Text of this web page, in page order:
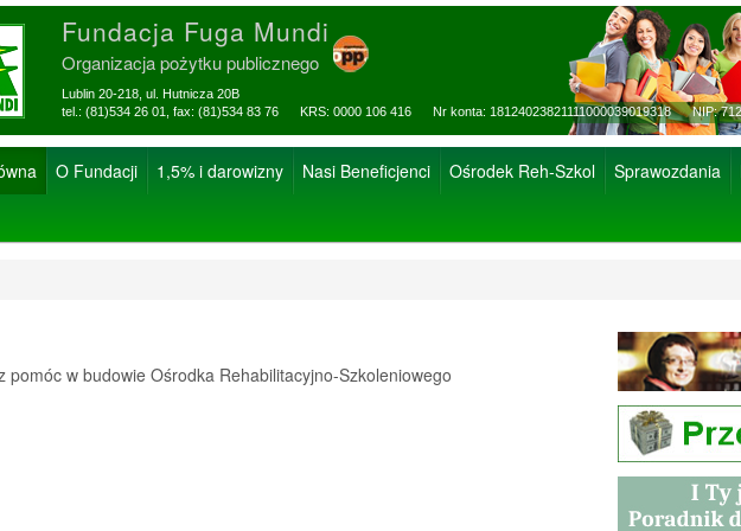
Fundacja Fuga Mundi
Organizacja pożytku publicznego
Lublin 20-218, ul. Hutnicza 20B
tel.: (81)534 26 01, fax: (81)534 83 76 KRS: 0000 106 416 Nr konta: 18124023821111000039019318 NIP:
O Fundacji 1,5% i darowizny Nasi Beneficjenci Ośrodek Reh-Szkol Sprawozdania
pomóc w budowie Ośrodka Rehabilitacyjno-Szkoleniowego